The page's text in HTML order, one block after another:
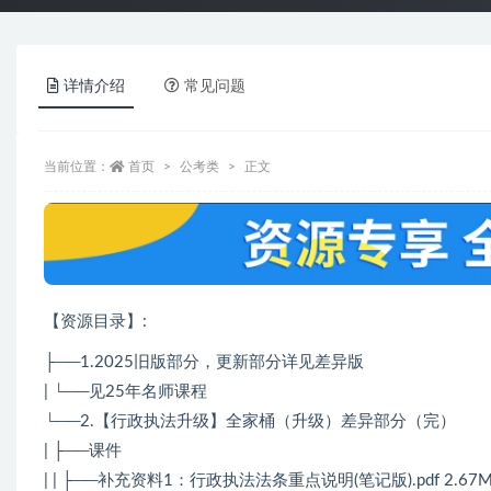
详情介绍 常见问题
当前位置： 首页 公考类 正文
【资源目录】:
├──1.2025旧版部分，更新部分详见差异版
| └──见25年名师课程
└──2.【行政执法升级】全家桶（升级）差异部分（完）
| ├──课件
| | ├──补充资料1：行政执法法条重点说明(笔记版).pdf